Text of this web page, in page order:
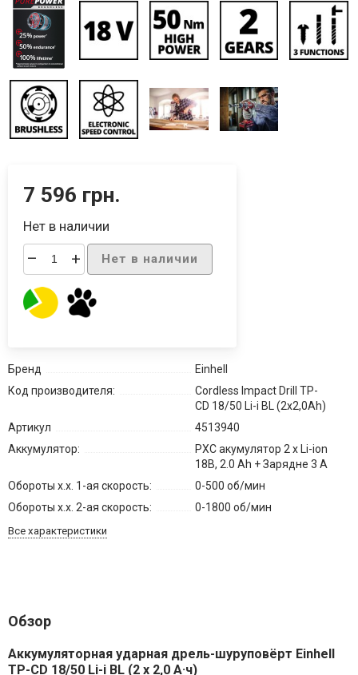
7 596 грн.
Нет в наличии
– + Нет в наличии
Бренд
Einhell
Код производителя:
Cordless Impact Drill TP-
CD 18/50 Li-i BL (2x2,0Ah)
Артикул
4513940
Аккумулятор:
PXC акумулятор 2 x Li-ion
18В, 2.0 Ah + Зарядне 3 А
Обороты х.х. 1-ая скорость:
0-500 об/мин
Обороты х.х. 2-ая скорость:
0-1800 об/мин
Все характеристики
Обзор
Аккумуляторная ударная дрель-шуруповёрт Einhell
TP-CD 18/50 Li-i BL (2 x 2,0 А·ч)